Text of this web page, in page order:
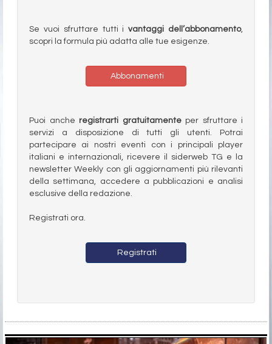
Se vuoi sfruttare tutti ivantaggi dell’abbonamento,
scopri la formula più adatta alle tue esigenze.
Abbonamenti
Puoi anche registrarti gratuitamenteper sfruttare i
servizi a disposizione di tutti gli utenti. Potrai
partecipare ai nostri eventi con i principali player
italiani e internazionali, ricevere il siderweb TG e la
newsletter Weekly con gli aggiornamenti più rilevanti
della settimana, accedere a pubblicazioni e analisi
esclusive della redazione.
Registrati ora.
Registrati